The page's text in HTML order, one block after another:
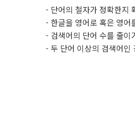
- 단어의 철자가 정확한지
- 한글을 영어로 혹은 영어
- 검색어의 단어 수를 줄이
- 두 단어 이상의 검색어인